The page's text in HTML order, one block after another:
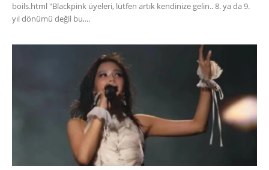
boils.html "Blackpink üyeleri, lütfen artık kendinize gelin.. 8. ya da 9.
yıl dönümü değil bu,...